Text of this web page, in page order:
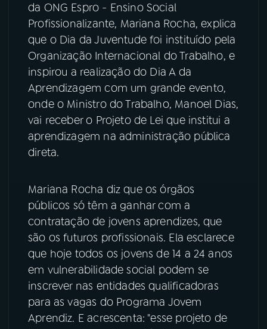
06VIDEOCASTS
07 ÚLTIMAS
08FESTIVAL DE MÚSICA
ACOMPANHE A RÁDIO NACIONAL
TikTok
da ONG Espro - Ensino Social
Profissionalizante, Mariana Rocha, explica
que o Dia da Juventude foi instituído pela
Organização Internacional do Trabalho, e
inspirou a realização do Dia A da
Aprendizagem com um grande evento,
onde o Ministro do Trabalho, Manoel Dias,
vai receber o Projeto de Lei que institui a
aprendizagem na administração pública
direta.
Mariana Rocha diz que os órgãos
públicos só têm a ganhar com a
contratação de jovens aprendizes, que
são os futuros profissionais. Ela esclarece
que hoje todos os jovens de 14 a 24 anos
em vulnerabilidade social podem se
inscrever nas entidades qualificadoras
para as vagas do Programa Jovem
Aprendiz. E acrescenta: "esse projeto de